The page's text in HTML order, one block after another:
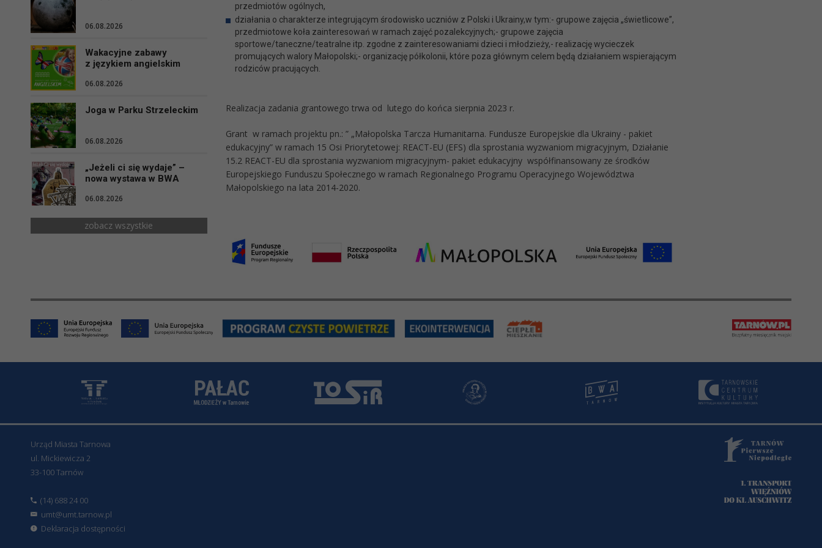
06.08.2026
Wakacyjne zabawy
z językiem angielskim
06.08.2026
Joga w Parku Strzeleckim
06.08.2026
„Jeżeli ci się wydaje” –
nowa wystawa w BWA
06.08.2026
zobacz wszystkie
przedmiotów ogólnych,
działania o charakterze integrującym środowisko uczniów z Polski i Ukrainy,w tym:- grupowe zajęcia „świetlicowe”,
przedmiotowe koła zainteresowań w ramach zajęć pozalekcyjnych;- grupowe zajęcia
sportowe/taneczne/teatralne itp. zgodne z zainteresowaniami dzieci i młodzieży,- realizację wycieczek
promujących walory Małopolski;- organizację półkolonii, które poza głównym celem będą działaniem wspierającym
rodziców pracujących.
Realizacja zadania grantowego trwa od lutego do końca sierpnia 2023 r.
Grant w ramach projektu pn.: ” „Małopolska Tarcza Humanitarna. Fundusze Europejskie dla Ukrainy - pakiet
edukacyjny” w ramach 15 Osi Priorytetowej: REACT-EU (EFS) dla sprostania wyzwaniom migracyjnym, Działanie
15.2 REACT-EU dla sprostania wyzwaniom migracyjnym- pakiet edukacyjny współfinansowany ze środków
Europejskiego Funduszu Społecznego w ramach Regionalnego Programu Operacyjnego Województwa
Małopolskiego na lata 2014-2020.
Urząd Miasta Tarnowa
ul. Mickiewicza 2
33-100 Tarnów
(14) 688 24 00
umt@umt.tarnow.pl
Deklaracja dostępności